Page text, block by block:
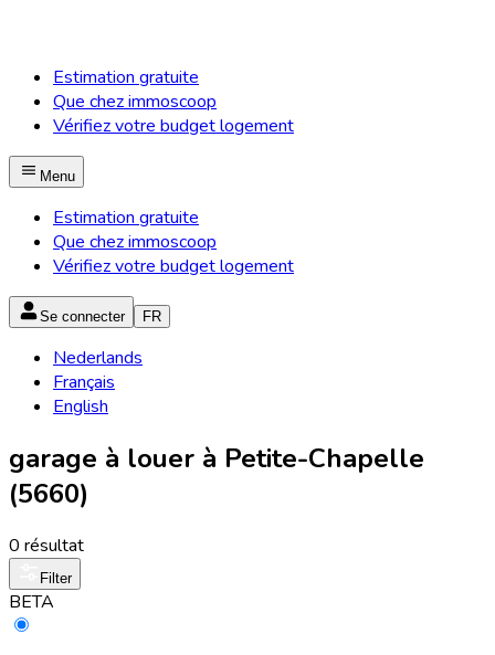
Estimation gratuite
Que chez immoscoop
Vérifiez votre budget logement
Menu
Estimation gratuite
Que chez immoscoop
Vérifiez votre budget logement
Se connecter FR
Nederlands
Français
English
garage à louer à Petite-Chapelle
(5660)
0 résultat
Filter
BETA